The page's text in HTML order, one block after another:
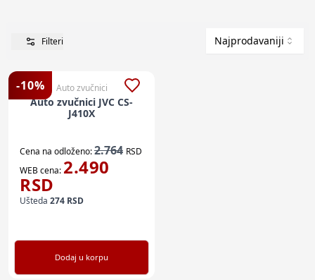
Filteri Najprodavaniji
-10% Auto zvučnici
Auto zvučnici JVC CS-
J410X
Cena na odloženo:2.764 RSD
WEB cena: 2.490
RSD
Ušteda 274 RSD
Dodaj u korpu